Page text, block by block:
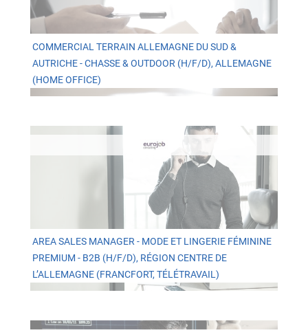
COMMERCIAL TERRAIN ALLEMAGNE DU SUD &
AUTRICHE - CHASSE & OUTDOOR (H/F/D), ALLEMAGNE
(HOME OFFICE)
AREA SALES MANAGER - MODE ET LINGERIE FÉMININE
PREMIUM - B2B (H/F/D), RÉGION CENTRE DE
L’ALLEMAGNE (FRANCFORT, TÉLÉTRAVAIL)